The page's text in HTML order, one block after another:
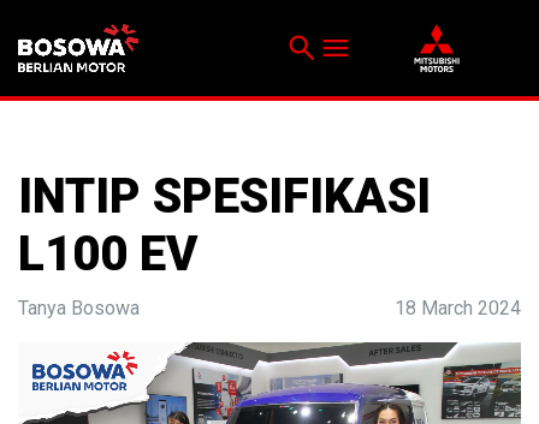
search menu
INTIP SPESIFIKASI
L100 EV
Tanya Bosowa 18 March 2024